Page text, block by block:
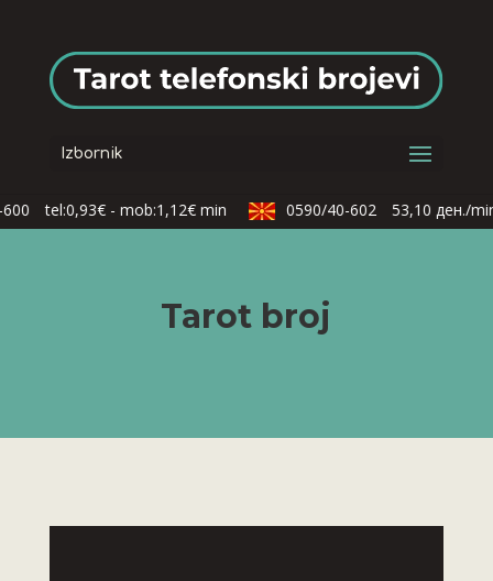
Izbornik
tel:0,93€ - mob:1,12€ min 0590/40-602 53,10 ден./min
Tarot broj